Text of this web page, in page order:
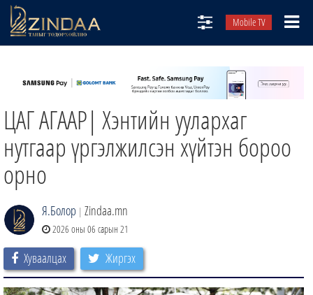
Mobile TV
ТВ8
ӨГЛӨӨНИЙ СОНИН
АУДИО ЗОХИОЛ
ЗИНДАА СЭТГҮҮЛ
ЦАГ АГААР| Хэнтийн уулархаг
нутгаар үргэлжилсэн хүйтэн бороо
орно
Я.Болор | Zindaa.mn
2026 оны 06 сарын 21
Хуваалцах Жиргэх